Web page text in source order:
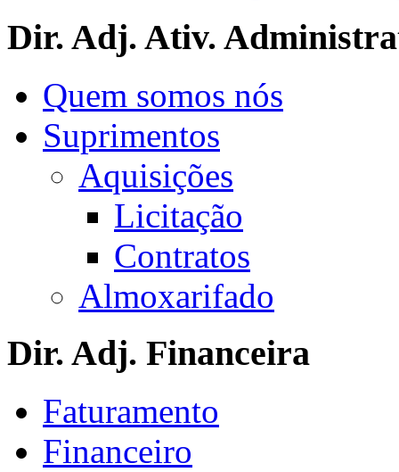
Dir. Adj. Ativ.
Quem somos nós
Suprimentos
Aquisições
Licitação
Contratos
Almoxarifado
Dir. Adj. Financeira
Faturamento
Financeiro